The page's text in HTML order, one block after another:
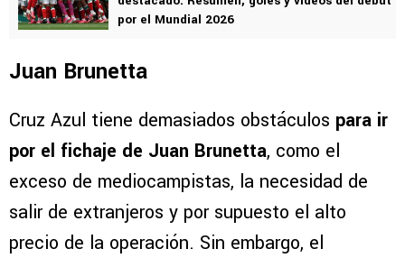
por el Mundial 2026
Juan Brunetta
Cruz Azul tiene demasiados obstáculos para ir
por el fichaje de Juan Brunetta, como el
exceso de mediocampistas, la necesidad de
salir de extranjeros y por supuesto el alto
precio de la operación. Sin embargo, el